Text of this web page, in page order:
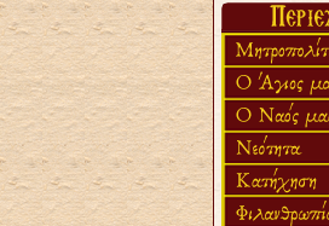
«πολύ
Ζητείται....